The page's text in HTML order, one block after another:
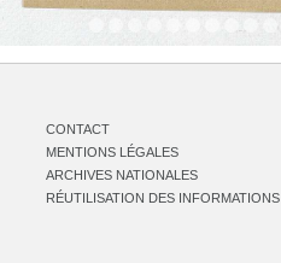
CONTACT
MENTIONS LÉGALES
ARCHIVES NATIONALES
RÉUTILISATION DES INFORMATIONS